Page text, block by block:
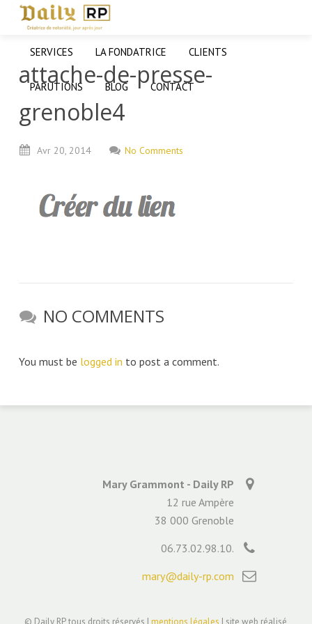
SERVICES LA FONDATRICE CLIENTS
PARUTIONS BLOG CONTACT
attache-de-presse-
grenoble4
Avr 20, 2014 No Comments
NO COMMENTS
You must be logged in to post a comment.
Mary Grammont - Daily RP
12 rue Ampère
38 000 Grenoble
06.73.02.98.10.
mary@daily-rp.com
© Daily RP, tous droits réservés |mentions légales | site web réalisé